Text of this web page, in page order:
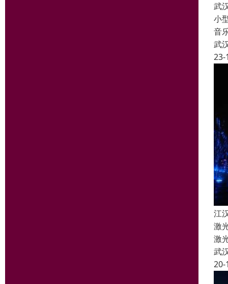
武
小
音
武
23-
江
激
激
武
20-